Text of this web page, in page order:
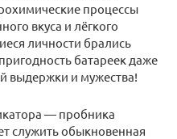
процессы
вкуса и лёгкого
личности брались
батареек даже
выдержки и мужества!
— пробника
служить обыкновенная